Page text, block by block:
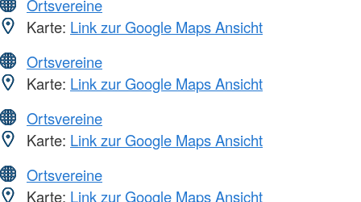
Ortsvereine
Karte: Link zur Google Maps Ansicht
Ortsvereine
Karte: Link zur Google Maps Ansicht
Ortsvereine
Karte: Link zur Google Maps Ansicht
Ortsvereine
Karte: Link zur Google Maps Ansicht